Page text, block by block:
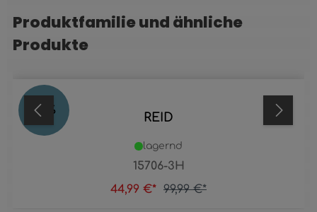
Produktgalerie überspringen
Produktfamilie und ähnliche
Produkte
55 % REID
15706-3H
lagernd
44,99 €* 99,99 €*